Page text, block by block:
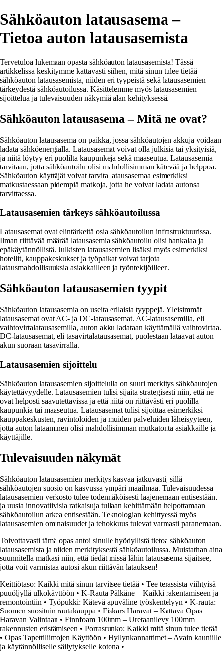
Sähköauton latausasema –
Tietoa auton latausasemista
Tervetuloa lukemaan opasta sähköauton latausasemista! Tässä
artikkelissa keskitymme kattavasti siihen, mitä sinun tulee tietää
sähköauton latausasemista, niiden eri tyypeistä sekä latausasemien
tärkeydestä sähköautoilussa. Käsittelemme myös latausasemien
sijoittelua ja tulevaisuuden näkymiä alan kehityksessä.
Sähköauton latausasema – Mitä ne ovat?
Sähköauton latausasema on paikka, jossa sähköautojen akkuja voidaan
ladata sähköenergialla. Latausasemat voivat olla julkisia tai yksityisiä,
ja niitä löytyy eri puolilta kaupunkeja sekä maaseutua. Latausasemia
tarvitaan, jotta sähköautoilu olisi mahdollisimman kätevää ja helppoa.
Sähköauton käyttäjät voivat tarvita latausasemaa esimerkiksi
matkustaessaan pidempiä matkoja, jotta he voivat ladata autonsa
tarvittaessa.
Latausasemien tärkeys sähköautoilussa
Latausasemat ovat elintärkeitä osia sähköautoilun infrastruktuurissa.
Ilman riittävää määrää latausasemia sähköautoilu olisi hankalaa ja
epäkäytännöllistä. Julkisten latausasemien lisäksi myös esimerkiksi
hotellit, kauppakeskukset ja työpaikat voivat tarjota
latausmahdollisuuksia asiakkailleen ja työntekijöilleen.
Sähköauton latausasemien tyypit
Sähköauton latausasemia on useita erilaisia tyyppejä. Yleisimmät
latausasemat ovat AC- ja DC-latausasemat. AC-latausasemilla, eli
vaihtovirtalatausasemilla, auton akku ladataan käyttämällä vaihtovirtaa.
DC-latausasemat, eli tasavirtalatausasemat, puolestaan lataavat auton
akun suoraan tasavirralla.
Latausasemien sijoittelu
Sähköauton latausasemien sijoittelulla on suuri merkitys sähköautojen
käytettävyydelle. Latausasemien tulisi sijaita strategisesti niin, että ne
ovat helposti saavutettavissa ja että niitä on riittävästi eri puolilla
kaupunkia tai maaseutua. Latausasemat tulisi sijoittaa esimerkiksi
kauppakeskusten, ravintoloiden ja muiden palveluiden läheisyyteen,
jotta auton lataaminen olisi mahdollisimman mutkatonta asiakkaille ja
käyttäjille.
Tulevaisuuden näkymät
Sähköauton latausasemien merkitys kasvaa jatkuvasti, sillä
sähköautojen suosio on kasvussa ympäri maailmaa. Tulevaisuudessa
latausasemien verkosto tulee todennäköisesti laajenemaan entisestään,
ja uusia innovatiivisia ratkaisuja tullaan kehittämään helpottamaan
sähköautoilun arkea entisestään. Teknologian kehittyessä myös
latausasemien ominaisuudet ja tehokkuus tulevat varmasti paranemaan.
Toivottavasti tämä opas antoi sinulle hyödyllistä tietoa sähköauton
latausasemista ja niiden merkityksestä sähköautoilussa. Muistathan aina
suunnitella matkasi niin, että tiedät missä lähin latausasema sijaitsee,
jotta voit varmistaa autosi akun riittävän latauksen!
Keittiötaso: Kaikki mitä sinun tarvitsee tietää • Tee terassista viihtyisä
puuöljyllä ulkokäyttöön • K-Rauta Pälkäne – Kaikki rakentamiseen ja
remontointiin • Työpukki: Kätevä apuväline työskentelyyn • K-rauta:
Suomen suosituin rautakauppa • Fiskars Haravat – Kattava Opas
Haravan Valintaan • Finnfoam 100mm – Uretaanilevy 100mm
rakennusten eristämiseen • Porrasrunko: Kaikki mitä sinun tulee tietää
• Opas Tapettiliimojen Käyttöön • Hyllynkannattimet – Avain kauniille
ja käytännölliselle säilytykselle kotona •